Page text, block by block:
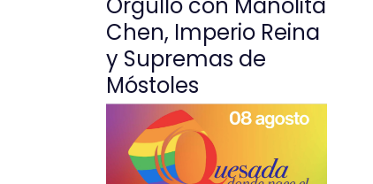
Chen, Imperio Reina
y Supremas de
Móstoles